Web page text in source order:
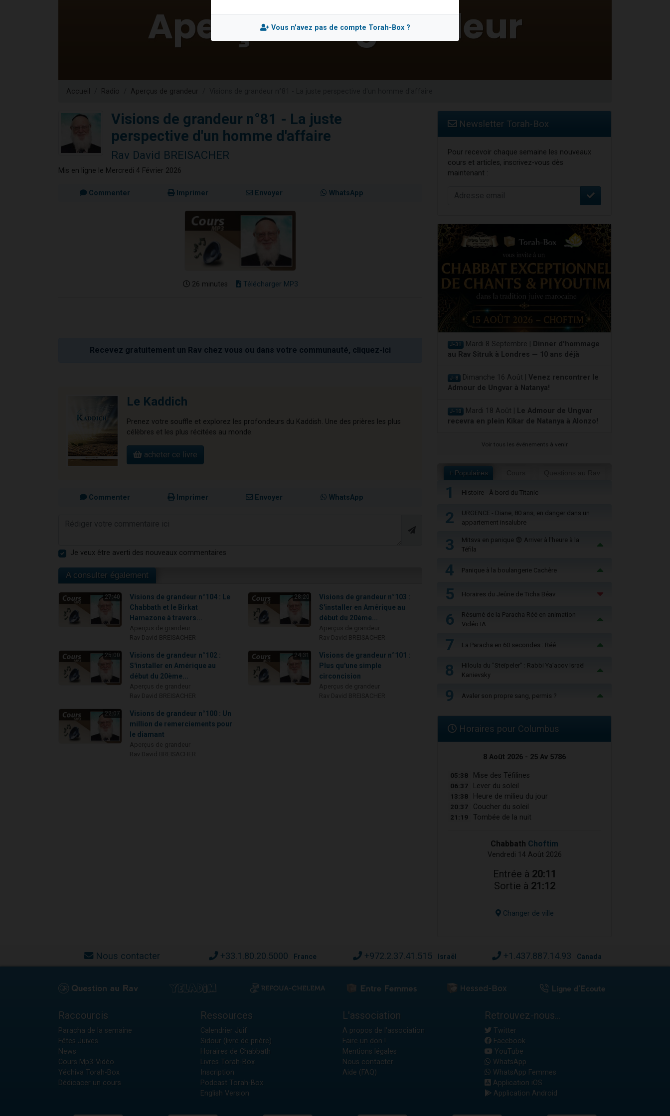
30 personnes viennent de faire un don pour Sauvez la jambe de Yohan
Il reste 49 places pour étudier en groupe sur Zoom
Accueil Radio Aperçus de grandeur
Visions de grandeur n°81 - La juste
perspective d'un homme d'affaire
Rav David BREISACHER
Mis en ligne le Mercredi 4 Février 2026
Commenter Imprimer Envoyer WhatsApp
26 minutes Télécharger MP3
Recevez gratuitement un Rav chez vous ou dans votre communauté, cliquez-ici
Le Kaddich
Prenez votre souffle et explorez les profondeurs du Kaddish. Une des prières les plus
célèbres et les plus récitées au monde.
acheter ce livre
Commenter Imprimer Envoyer WhatsApp
Je veux être averti des nouveaux commentaires
A consulter également
27:40
Visions de grandeur n°104 : Le
Chabbath et le Birkat
Hamazone à travers...
28:20
Visions de grandeur n°103 :
S'installer en Amérique au
début du 20ème...
25:00
Visions de grandeur n°102 :
S'installer en Amérique au
début du 20ème...
24:31
Visions de grandeur n°101 :
Plus qu'une simple
circoncision
22:07
Visions de grandeur n°100 : Un
million de remerciements pour
le diamant
Newsletter Torah-Box
Pour recevoir chaque semaine les nouveaux
cours et articles, inscrivez-vous dès
maintenant :
J-31 Mardi 8 Septembre |
Dinner d'hommage
au Rav Sitruk à Londres — 10 ans déjà
J-8 Dimanche 16 Août | Venez rencontrer le
Admour de Ungvar à Natanya!
J-10 Mardi 18 Août |
Le Admour de Ungvar
recevra en plein Kikar de Natanya à Alonzo!
Voir tous les événements à venir
+ Populaires
1 Histoire - À bord du Titanic
2
URGENCE - Diane, 80 ans, en danger dans un
appartement insalubre
3
Mitsva en panique 😨 Arriver à l'heure à la
Téfila
4 Panique à la boulangerie Cachère
5 Horaires du Jeûne de Ticha Béav
6
Résumé de la Paracha Réé en animation
Vidéo IA
7 La Paracha en 60 secondes : Réé
8
Hiloula du "Steïpeler" : Rabbi Ya’acov Israël
Kanievsky
9 Avaler son propre sang, permis ?
Horaires pour Columbus
8 Août 2026 - 25 Av 5786
05:38 Mise des Téfilines
06:37 Lever du soleil
13:38 Heure de milieu du jour
20:37 Coucher du soleil
21:19 Tombée de la nuit
Chabbath Choftim
Vendredi 14 Août 2026
Entrée à 20:11
Sortie à 21:12
Changer de ville
Nous contacter +33.1.80.20.5000 France +972.2.37.41.515 Israël +1.437.887.14.93 Canada
Raccourcis
Paracha de la semaine
Fêtes Juives
News
Cours Mp3-Vidéo
Yéchiva Torah-Box
Dédicacer un cours
Ressources
Calendrier Juif
Sidour (livre de prière)
Horaires de Chabbath
Livres Torah-Box
Inscription
Podcast Torah-Box
English Version
L'association
A propos de l'association
Faire un don !
Mentions légales
Nous contacter
Aide (FAQ)
Retrouvez-nous...
Twitter
Facebook
YouTube
WhatsApp
WhatsApp Femmes
Application iOS
Application Android
Vous n'avez pas de compte Torah-Box ?